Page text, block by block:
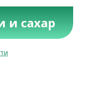
и сахар